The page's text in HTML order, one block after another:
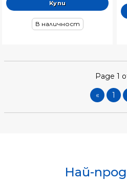
В наличност
Page 1
« 1
Най-